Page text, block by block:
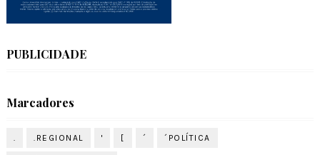
PUBLICIDADE
Marcadores
. .REGIONAL ' [ ´ ´POLÍTICA